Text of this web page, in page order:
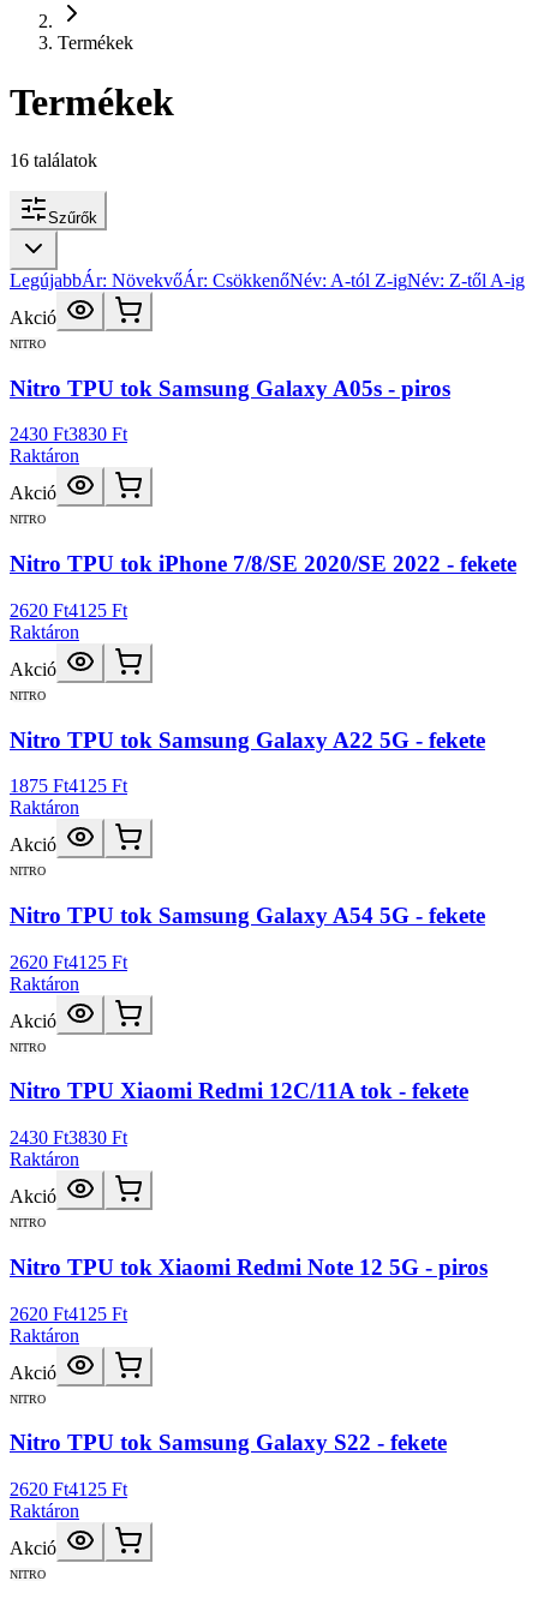
Termékek
Termékek
16 találatok
Szűrők
LegújabbÁr: NövekvőÁr: CsökkenőNév: A-tól Z-igNév: Z-től A-ig
Akció
NITRO
Nitro TPU tok Samsung Galaxy A05s - piros
2430 Ft3830 Ft
Raktáron
Akció
NITRO
Nitro TPU tok iPhone 7/8/SE 2020/SE 2022 - fekete
2620 Ft4125 Ft
Raktáron
Akció
NITRO
Nitro TPU tok Samsung Galaxy A22 5G - fekete
1875 Ft4125 Ft
Raktáron
Akció
NITRO
Nitro TPU tok Samsung Galaxy A54 5G - fekete
2620 Ft4125 Ft
Raktáron
Akció
NITRO
Nitro TPU Xiaomi Redmi 12C/11A tok - fekete
2430 Ft3830 Ft
Raktáron
Akció
NITRO
Nitro TPU tok Xiaomi Redmi Note 12 5G - piros
2620 Ft4125 Ft
Raktáron
Akció
NITRO
Nitro TPU tok Samsung Galaxy S22 - fekete
2620 Ft4125 Ft
Raktáron
Akció
NITRO